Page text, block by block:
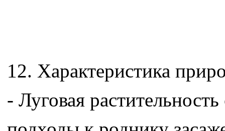
12. Характеристика
- Луговая